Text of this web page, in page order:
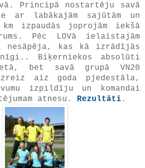
Principā nostartēju savā
ar labākajām sajūtām un
izpaudās joprojām iekšā
Pēc LOVā ielaistajām
nesāpēja, kas kā izrādījās
Biķerniekos absolūti
bet savā grupā VN20
aiz goda pjedestāla,
izpildīju un komandai
atnesu. Rezultāti .